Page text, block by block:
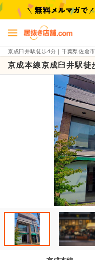
京成臼井駅徒歩4分｜千葉県佐倉
京成本線京成臼井駅徒